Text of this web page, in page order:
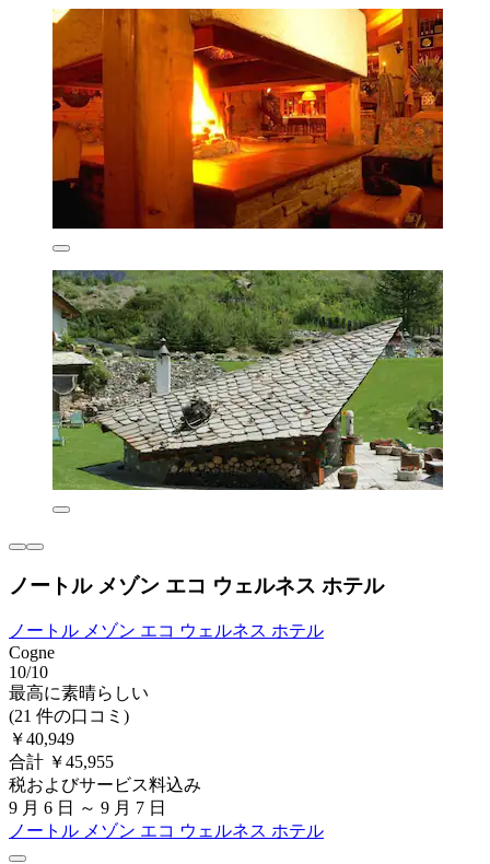
ノートル メゾン エコ ウェルネス ホテル
ノートル メゾン エコ ウェルネス ホテル
Cogne
10/10
最高に素晴らしい
(21 件の口コミ)
￥40,949
合計 ￥45,955
税およびサービス料込み
9 月 6 日 ～ 9 月 7 日
ノートル メゾン エコ ウェルネス ホテル